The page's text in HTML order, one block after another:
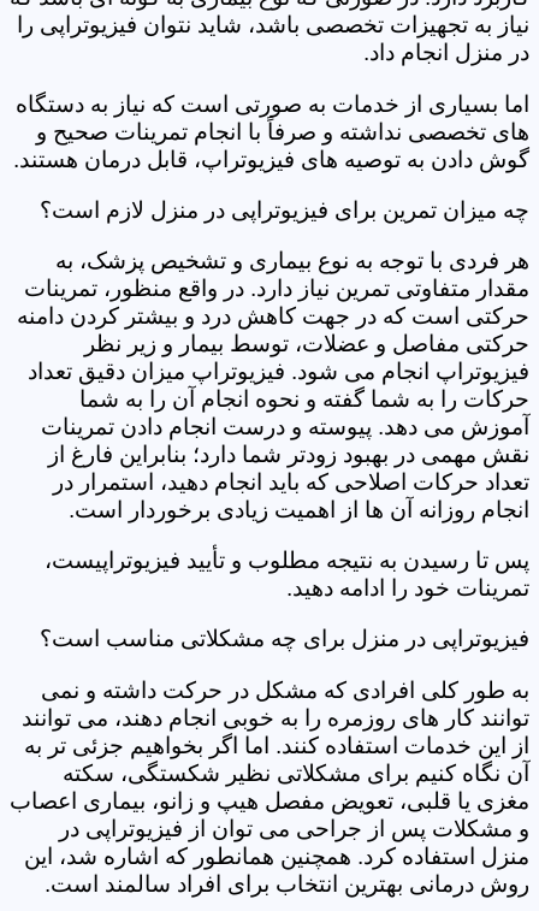
نیاز به تجهیزات تخصصی باشد، شاید نتوان فیزیوتراپی را
در منزل انجام داد.
اما بسیاری از خدمات به صورتی است که نیاز به دستگاه
های تخصصی نداشته و صرفاً با انجام تمرینات صحیح و
گوش دادن به توصیه های فیزیوتراپ، قابل درمان هستند.
چه میزان تمرین برای فیزیوتراپی در منزل لازم است؟
هر فردی با توجه به نوع بیماری و تشخیص پزشک، به
مقدار متفاوتی تمرین نیاز دارد. در واقع منظور، تمرینات
حرکتی است که در جهت کاهش درد و بیشتر کردن دامنه
حرکتی مفاصل و عضلات، توسط بیمار و زیر نظر
فیزیوتراپ انجام می شود. فیزیوتراپ میزان دقیق تعداد
حرکات را به شما گفته و نحوه انجام آن را به شما
آموزش می دهد. پیوسته و درست انجام دادن تمرینات
نقش مهمی در بهبود زودتر شما دارد؛ بنابراین فارغ از
تعداد حرکات اصلاحی که باید انجام دهید، استمرار در
انجام روزانه آن ها از اهمیت زیادی برخوردار است.
پس تا رسیدن به نتیجه مطلوب و تأیید فیزیوتراپیست،
تمرینات خود را ادامه دهید.
فیزیوتراپی در منزل برای چه مشکلاتی مناسب است؟
به طور کلی افرادی که مشکل در حرکت داشته و نمی
توانند کار های روزمره را به خوبی انجام دهند، می توانند
از این خدمات استفاده کنند. اما اگر بخواهیم جزئی تر به
آن نگاه کنیم برای مشکلاتی نظیر شکستگی، سکته
مغزی یا قلبی، تعویض مفصل هیپ و زانو، بیماری اعصاب
و مشکلات پس از جراحی می توان از فیزیوتراپی در
منزل استفاده کرد. همچنین همانطور که اشاره شد، این
روش درمانی بهترین انتخاب برای افراد سالمند است.